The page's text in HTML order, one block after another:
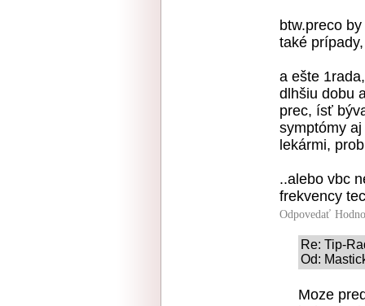
btw.preco
také
a ešte
dlhšiu dobu
prec, ísť
symptómy
lekármi,
..alebo vbc
frekvency
Odpovedať
Re: Tip-
Od:
Moze